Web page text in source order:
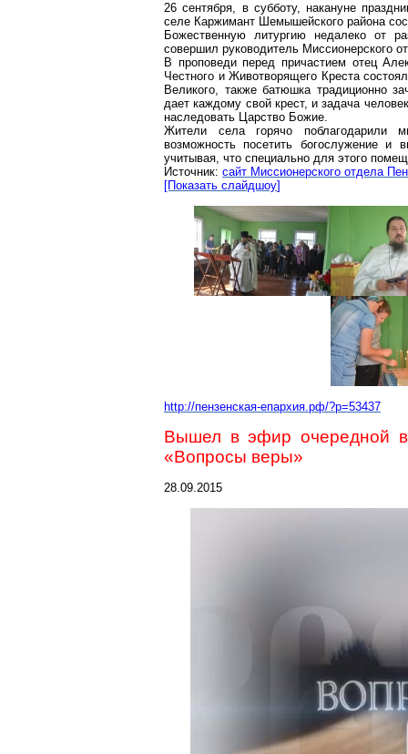
26 сентября, в субботу, накануне
селе Каржимант Шемышейского района
Божественную литургию недалеко от
совершил руководитель Миссионерского
В проповеди перед причастием отец
Честного и Животворящего Креста
Великого, также батюшка традиционно
дает каждому свой крест, и задача
наследовать Царство Божие.
Жители села горячо поблагодарили
возможность посетить богослужение и
учитывая, что специально для этого
Источник: сайт Миссионерского отдела
[Показать слайдшоу]
http://пензенская-епархия.рф/?p=53437
Вышел в эфир очередной
«Вопросы веры»
28.09.2015